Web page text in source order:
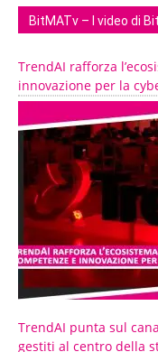
BitMATv – I video di
TrendAI rafforza
innovazione per la
TrendAI punta sul
gestiti al centro della